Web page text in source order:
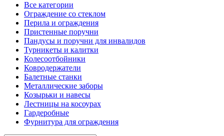
Все категории
Ограждение со стеклом
Перила и ограждения
Пристенные поручни
Пандусы и поручни для инвалидов
Турникеты и калитки
Колесоотбойники
Ковродержатели
Балетные станки
Металлические заборы
Козырьки и навесы
Лестницы на косоурах
Гардеробные
Фурнитура для ограждения